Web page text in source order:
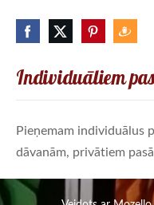
Individuāliem
Pieņemam individuālus
dāvanām, privātiem